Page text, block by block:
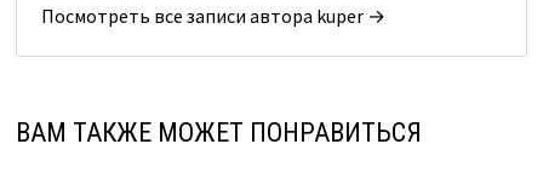
Посмотреть все записи автора kuper →
ВАМ ТАКЖЕ МОЖЕТ ПОНРАВИТЬСЯ